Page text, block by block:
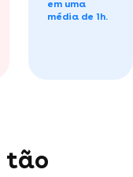
em uma
média de 1h.
tão